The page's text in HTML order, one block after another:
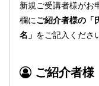
新規ご受講者様がお
欄にご紹介者様の「
名」 をご記入くださ
ご紹介者様